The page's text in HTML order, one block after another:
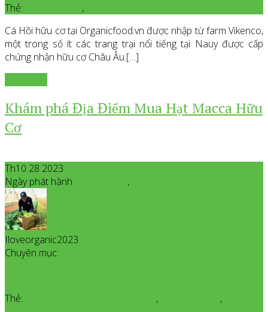
Thẻ:
,
Cá Hồi hữu cơ tại Organicfood.vn được nhập từ farm Vikenco,
một trong số ít các trang trại nổi tiếng tại Nauy được cấp
chứng nhận hữu cơ Châu Âu.[…]
Khám phá Địa Điểm Mua Hạt Macca Hữu
Cơ
Th10 28 2023
Ngày phát hành
,
Iloveorganic2023
Chuyên mục:
Thẻ:
, ,